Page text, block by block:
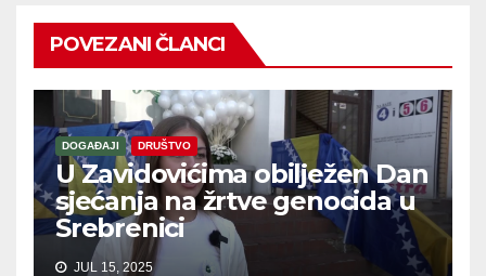
POVEZANI ČLANCI
DOGAĐAJI DRUŠTVO
U Zavidovićima obilježen Dan
sjećanja na žrtve genocida u
Srebrenici
JUL 15, 2025